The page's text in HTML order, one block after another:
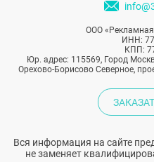
ООО
ИНН:
КПП:
Юр. адрес: 115569, Город
Орехово-Борисово Северное,
Вся информация на сайте
не заменяет